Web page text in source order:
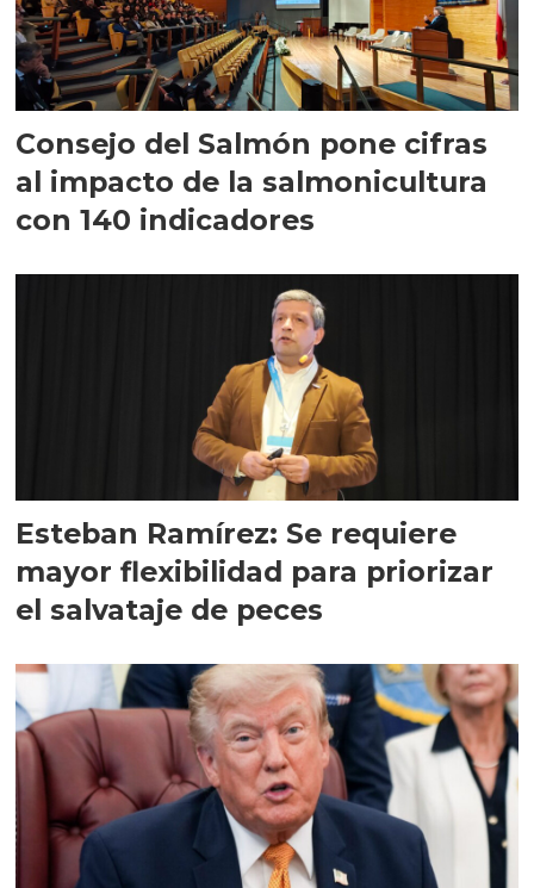
Consejo del Salmón pone cifras
al impacto de la salmonicultura
con 140 indicadores
Esteban Ramírez: Se requiere
mayor flexibilidad para priorizar
el salvataje de peces